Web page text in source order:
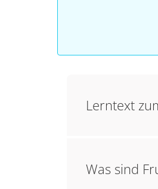
Lerntext
Was sind